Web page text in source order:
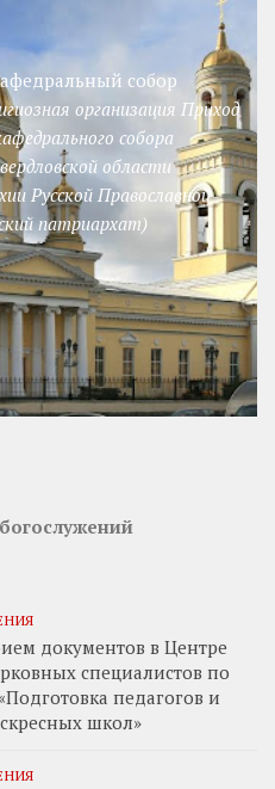
собор
организация Приход
собора
области
Русской Православной
патриархат)
документов в Центре
специалистов по
педагогов и
школ»